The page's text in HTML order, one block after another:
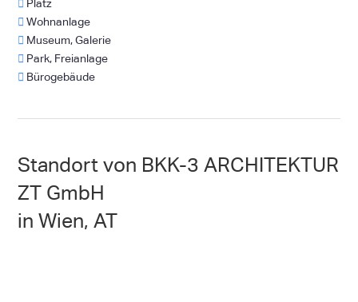
Platz
Wohnanlage
Museum, Galerie
Park, Freianlage
Bürogebäude
Standort von BKK-3 ARCHITEKTUR
ZT GmbH
in Wien, AT